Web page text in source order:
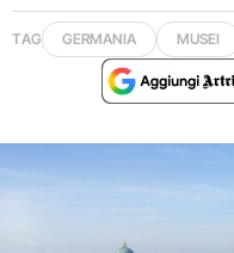
TAG GERMANIA MUSEI